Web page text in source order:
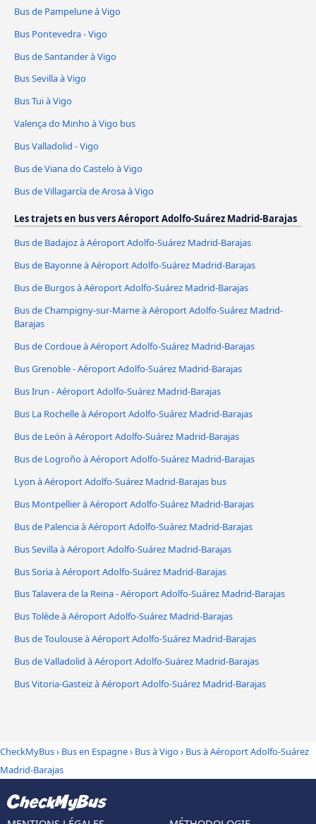
Bus de Pampelune à Vigo
Bus Pontevedra - Vigo
Bus de Santander à Vigo
Bus Sevilla à Vigo
Bus Tui à Vigo
Valença do Minho à Vigo bus
Bus Valladolid - Vigo
Bus de Viana do Castelo à Vigo
Bus de Villagarcía de Arosa à Vigo
Les trajets en bus vers Aéroport Adolfo-Suárez Madrid-Barajas
Bus de Badajoz à Aéroport Adolfo-Suárez Madrid-Barajas
Bus de Bayonne à Aéroport Adolfo-Suárez Madrid-Barajas
Bus de Burgos à Aéroport Adolfo-Suárez Madrid-Barajas
Bus de Champigny-sur-Marne à Aéroport Adolfo-Suárez Madrid-
Barajas
Bus de Cordoue à Aéroport Adolfo-Suárez Madrid-Barajas
Bus Grenoble - Aéroport Adolfo-Suárez Madrid-Barajas
Bus Irun - Aéroport Adolfo-Suárez Madrid-Barajas
Bus La Rochelle à Aéroport Adolfo-Suárez Madrid-Barajas
Bus de León à Aéroport Adolfo-Suárez Madrid-Barajas
Bus de Logroño à Aéroport Adolfo-Suárez Madrid-Barajas
Lyon à Aéroport Adolfo-Suárez Madrid-Barajas bus
Bus Montpellier à Aéroport Adolfo-Suárez Madrid-Barajas
Bus de Palencia à Aéroport Adolfo-Suárez Madrid-Barajas
Bus Sevilla à Aéroport Adolfo-Suárez Madrid-Barajas
Bus Soria à Aéroport Adolfo-Suárez Madrid-Barajas
Bus Talavera de la Reina - Aéroport Adolfo-Suárez Madrid-Barajas
Bus Tolède à Aéroport Adolfo-Suárez Madrid-Barajas
Bus de Toulouse à Aéroport Adolfo-Suárez Madrid-Barajas
Bus de Valladolid à Aéroport Adolfo-Suárez Madrid-Barajas
Bus Vitoria-Gasteiz à Aéroport Adolfo-Suárez Madrid-Barajas
CheckMyBus› Bus en Espagne› Bus à Vigo› Bus à Aéroport Adolfo-Suárez
Madrid-Barajas